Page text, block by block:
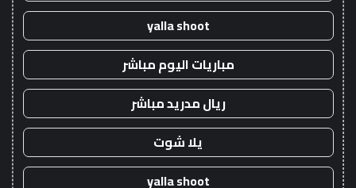
yalla shoot
مباريات اليوم مباشر
ريال مدريد مباشر
يلا شوت
yalla shoot